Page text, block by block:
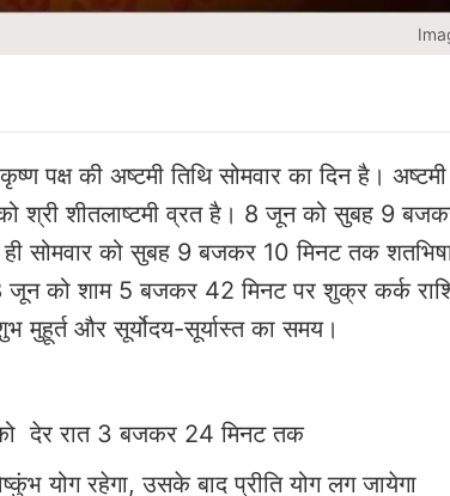
पक्ष की अष्टमी तिथि सोमवार का दिन है। अष्टमी
श्री शीतलाष्टमी व्रत है। 8 जून को सुबह 9
सोमवार को सुबह 9 बजकर 10 मिनट तक शतभिषा
जून को शाम 5 बजकर 42 मिनट पर शुक्र कर्क
मुहूर्त और सूर्योदय-सूर्यास्त का समय।
देर रात 3 बजकर 24 मिनट तक
योग रहेगा, उसके बाद प्रीति योग लग जायेगा